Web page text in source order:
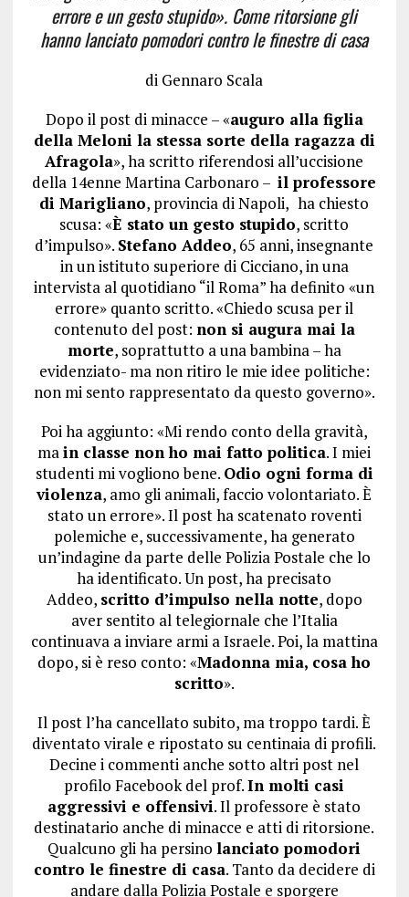
errore e un gesto stupido». Come ritorsione gli
hanno lanciato pomodori contro le finestre di casa
di Gennaro Scala
Dopo il post di minacce – «auguro alla figlia
della Meloni la stessa sorte della ragazza di
Afragola», ha scritto riferendosi all’uccisione
della 14enne Martina Carbonaro –il professore
di Marigliano, provincia di Napoli, ha chiesto
scusa: «È stato un gesto stupido, scritto
d’impulso». Stefano Addeo, 65 anni, insegnante
in un istituto superiore di Cicciano, in una
intervista al quotidiano “il Roma” ha definito «un
errore» quanto scritto. «Chiedo scusa per il
contenuto del post: non si augura mai la
morte, soprattutto a una bambina – ha
evidenziato- ma non ritiro le mie idee politiche:
non mi sento rappresentato da questo governo».
Poi ha aggiunto: «Mi rendo conto della gravità,
main classe non ho mai fatto politica. I miei
studenti mi vogliono bene. Odio ogni forma di
violenza, amo gli animali, faccio volontariato. È
stato un errore». Il post ha scatenato roventi
polemiche e, successivamente, ha generato
un’indagine da parte delle Polizia Postale che lo
ha identificato. Un post, ha precisato
Addeo, scritto d’impulso nella notte, dopo
aver sentito al telegiornale che l’Italia
continuava a inviare armi a Israele. Poi, la mattina
dopo, si è reso conto: «Madonna mia, cosa ho
scritto».
Il post l’ha cancellato subito, ma troppo tardi. È
diventato virale e ripostato su centinaia di profili.
Decine i commenti anche sotto altri post nel
profilo Facebook del prof.In molti casi
aggressivi e offensivi. Il professore è stato
destinatario anche di minacce e atti di ritorsione.
Qualcuno gli ha persinolanciato pomodori
contro le finestre di casa. Tanto da decidere di
andare dalla Polizia Postale e sporgere